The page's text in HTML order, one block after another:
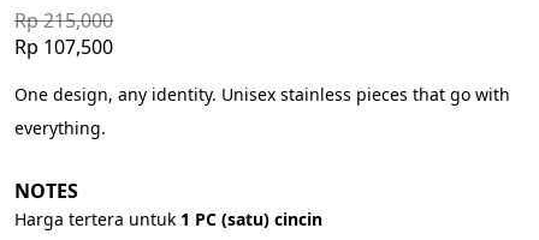
Rp 215,000
Rp 107,500
One design, any identity. Unisex stainless pieces that go with
everything.
NOTES
Harga tertera untuk 1 PC (satu) cincin